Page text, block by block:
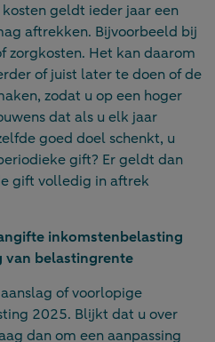
geldt ieder jaar een
aftrekken. Bijvoorbeeld bij
zorgkosten. Het kan daarom
of juist later te doen of de
zodat u op een hoger
dat als u elk jaar
goed doel schenkt, u
gift? Er geldt dan
gift volledig in aftrek
inkomstenbelasting
van belastingrente
of voorlopige
2025. Blijkt dat u over
dan om een aanpassing